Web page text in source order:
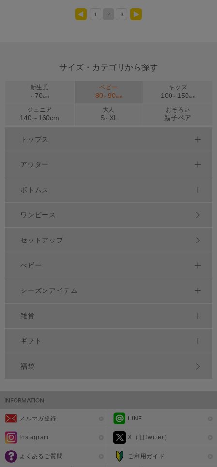
1 2 3
サイズ・カテゴリから探す
新生児
～ 70cm
ベビー
80 ～90cm
キッズ
100 ～ 150cm
ジュニア
140～ 160cm
大人
S～ XL
おそろい
親子ペア
トップス
アウター
ボトムス
ワンピース
セットアップ
べビー
シーズンアイテム
雑貨
ギフト
福袋
メルマガ登録 LINE
Instagram X（旧Twitter）
よくあるご質問 ご利用ガイド